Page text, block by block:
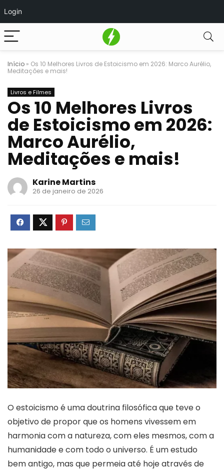
Login
Início » Os 10 Melhores Livros de Estoicismo em 2026: Marco Aurélio,
Meditações e mais!
Livros e Filmes
Os 10 Melhores Livros
de Estoicismo em 2026:
Marco Aurélio,
Meditações e mais!
Karine Martins
26 de janeiro de 2026
O estoicismo é uma doutrina filosófica que teve o
objetivo de propor que os homens vivessem em
harmonia com a natureza, com eles mesmos, com a
humanidade e com todo o universo. É um estudo
bem antigo, mas que permeia até hoje através de